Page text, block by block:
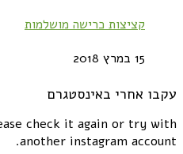
קציצות כרישה מושלמות
15 במרץ 2018
עקבו אחרי באינסטגרם
check it again or try with
another instagram account.